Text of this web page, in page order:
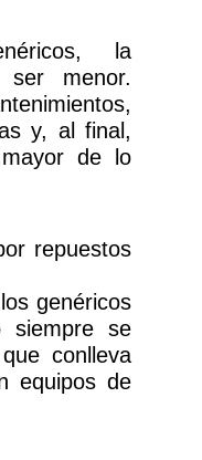
la
ser menor.
y, al final,
de lo
repuestos
genéricos
siempre se
conlleva
equipos de